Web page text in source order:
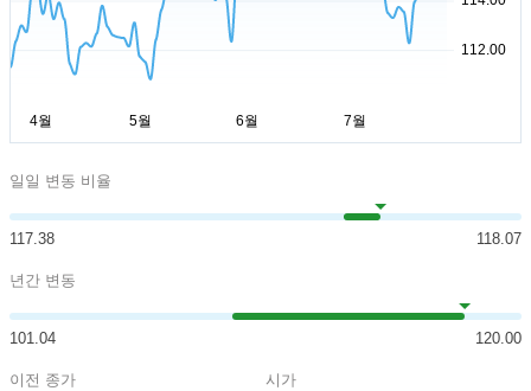
일일 변동 비율
117.38 118.07
년간 변동
101.04 120.00
이전 종가 시가